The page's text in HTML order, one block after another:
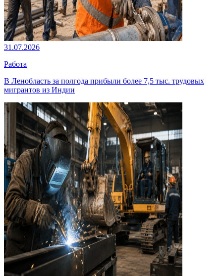
31.07.2026
Работа
В Ленобласть за полгода прибыли более 7,5 тыс. трудовых
мигрантов из Индии